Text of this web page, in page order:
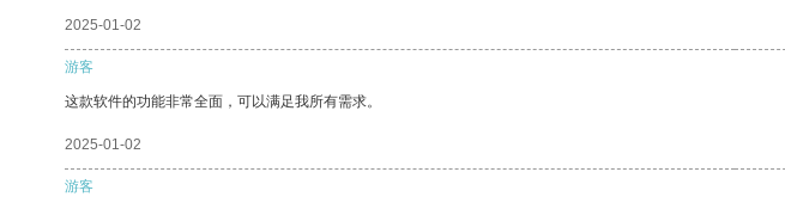
2025-01-02
游客
这款软件的功能非常全面，可以满足我所有需求。
2025-01-02
游客